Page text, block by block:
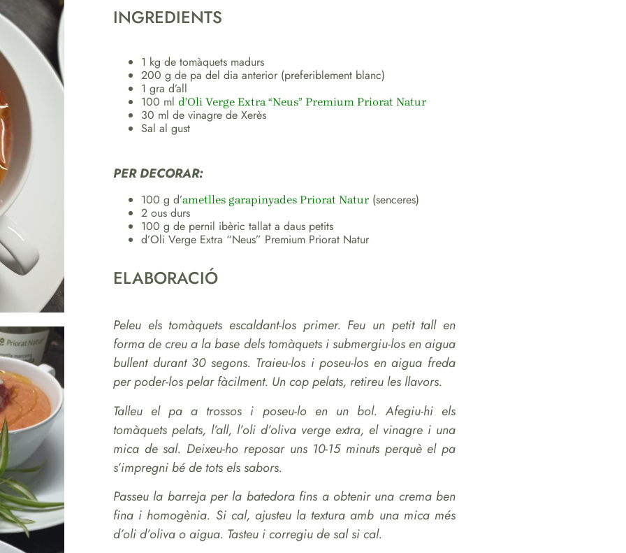
INGREDIENTS
1 kg de tomàquets madurs
200 g de pa del dia anterior (preferiblement blanc)
1 gra d’all
100 ml d’Oli Verge Extra “Neus” Premium Priorat Natur
30 ml de vinagre de Xerès
Sal al gust
PER DECORAR:
100 g d’ametlles garapinyades Priorat Natur (senceres)
2 ous durs
100 g de pernil ibèric tallat a daus petits
d’Oli Verge Extra “Neus” Premium Priorat Natur
ELABORACIÓ
Peleu els tomàquets escaldant-los primer. Feu un petit tall en
forma de creu a la base dels tomàquets i submergiu-los en aigua
bullent durant 30 segons. Traieu-los i poseu-los en aigua freda
per poder-los pelar fàcilment. Un cop pelats, retireu les llavors.
Talleu el pa a trossos i poseu-lo en un bol. Afegiu-hi els
tomàquets pelats, l’all, l’oli d’oliva verge extra, el vinagre i una
mica de sal. Deixeu-ho reposar uns 10-15 minuts perquè el pa
s’impregni bé de tots els sabors.
Passeu la barreja per la batedora fins a obtenir una crema ben
fina i homogènia. Si cal, ajusteu la textura amb una mica més
d’oli d’oliva o aigua. Tasteu i corregiu de sal si cal.